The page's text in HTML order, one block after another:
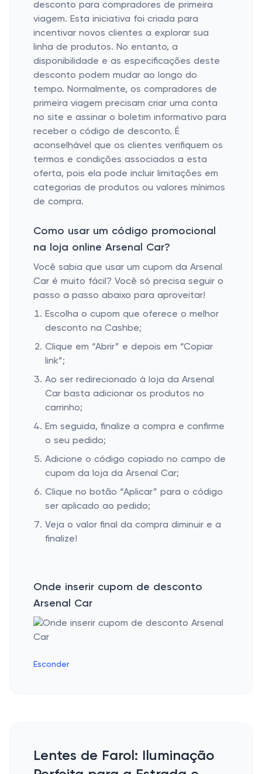
desconto para compradores de primeira
viagem. Esta iniciativa foi criada para
incentivar novos clientes a explorar sua
linha de produtos. No entanto, a
disponibilidade e as especificações deste
desconto podem mudar ao longo do
tempo. Normalmente, os compradores de
primeira viagem precisam criar uma conta
no site e assinar o boletim informativo para
receber o código de desconto. É
aconselhável que os clientes verifiquem os
termos e condições associados a esta
oferta, pois ela pode incluir limitações em
categorias de produtos ou valores mínimos
de compra.
Como usar um código promocional
na loja online Arsenal Car?
Você sabia que usar um cupom da Arsenal
Car é muito fácil? Você só precisa seguir o
passo a passo abaixo para aproveitar!
Escolha o cupom que oferece o melhor
desconto na Cashbe;
Clique em “Abrir” e depois em “Copiar
link”;
Ao ser redirecionado à loja da Arsenal
Car basta adicionar os produtos no
carrinho;
Em seguida, finalize a compra e confirme
o seu pedido;
Adicione o código copiado no campo de
cupom da loja da Arsenal Car;
Clique no botão “Aplicar” para o código
ser aplicado ao pedido;
Veja o valor final da compra diminuir e a
finalize!
Onde inserir cupom de desconto
Arsenal Car
Esconder
Lentes de Farol: Iluminação